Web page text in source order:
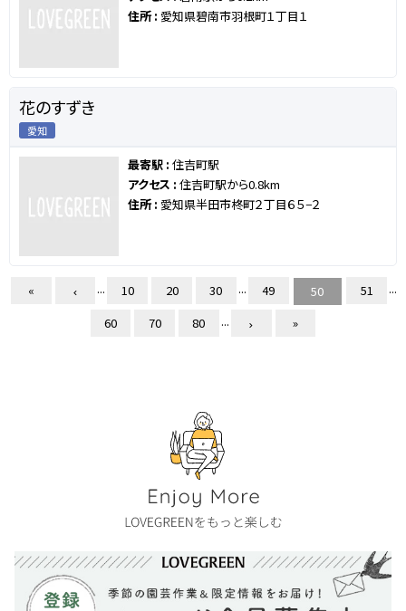
住所 : 愛知県碧南市羽根町１丁目１
花のすずき
愛知
最寄駅 : 住吉町駅
アクセス : 住吉町駅から0.8km
住所 : 愛知県半田市柊町２丁目６５−２
« ... 10 20 30 ... 49 50 51
...
60
70 80 ... »